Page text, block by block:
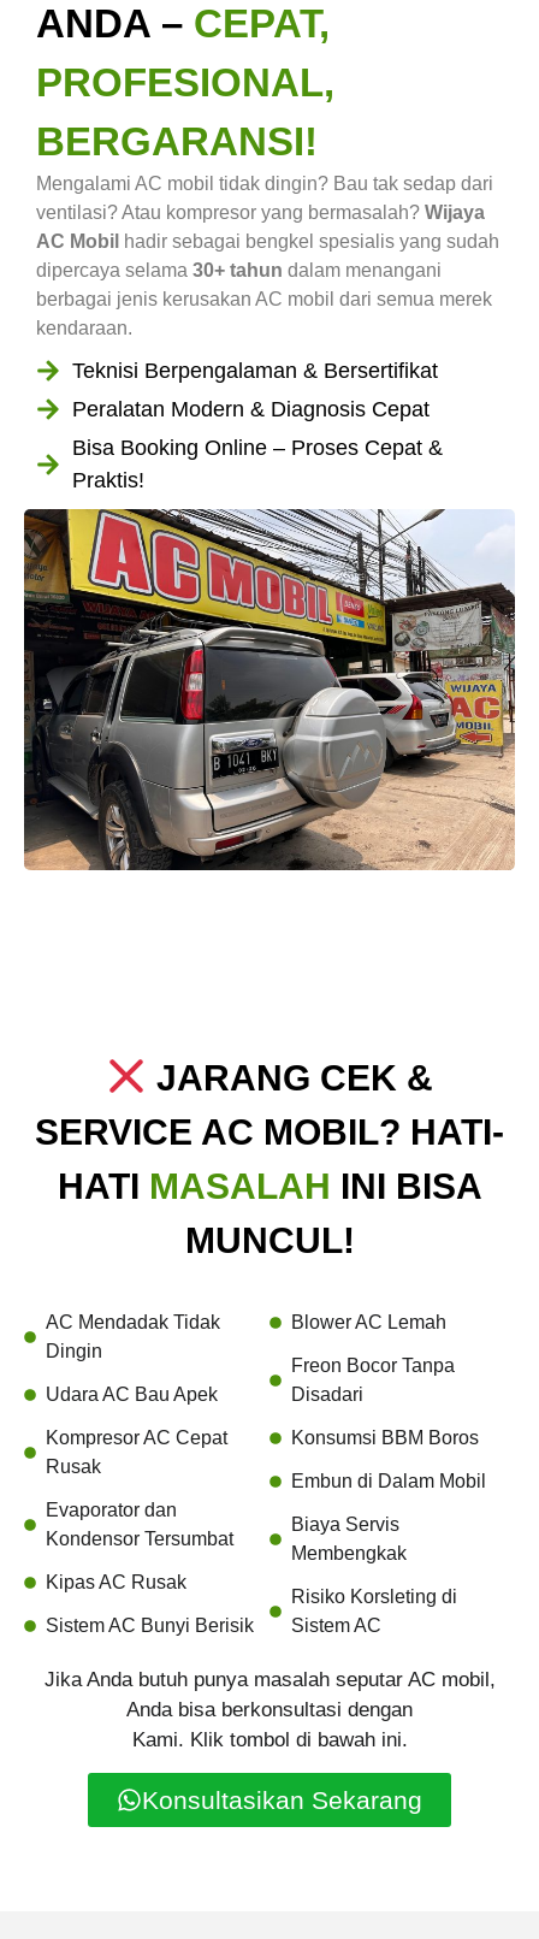
ANDA – CEPAT,
PROFESIONAL,
BERGARANSI!
Mengalami AC mobil tidak dingin? Bau tak sedap dari
ventilasi? Atau kompresor yang bermasalah? Wijaya
AC Mobil hadir sebagai bengkel spesialis yang sudah
dipercaya selama 30+ tahun dalam menangani
berbagai jenis kerusakan AC mobil dari semua merek
kendaraan.
Teknisi Berpengalaman & Bersertifikat
Peralatan Modern & Diagnosis Cepat
Bisa Booking Online – Proses Cepat &
Praktis!
JARANG CEK &
SERVICE AC MOBIL? HATI-
HATI MASALAH INI BISA
MUNCUL!
AC Mendadak Tidak
Dingin
Udara AC Bau Apek
Kompresor AC Cepat
Rusak
Evaporator dan
Kondensor Tersumbat
Kipas AC Rusak
Sistem AC Bunyi Berisik
Blower AC Lemah
Freon Bocor Tanpa
Disadari
Konsumsi BBM Boros
Embun di Dalam Mobil
Biaya Servis
Membengkak
Risiko Korsleting di
Sistem AC
Jika Anda butuh punya masalah seputar AC mobil,
Anda bisa berkonsultasi dengan
Kami. Klik tombol di bawah ini.
Konsultasikan Sekarang